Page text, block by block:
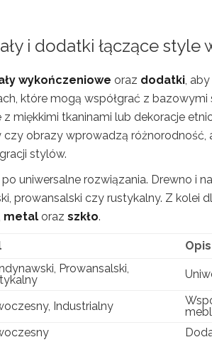
i dodatki łączące style
wykończeniowe oraz dodatki ,
które mogą współgrać z
miękkimi tkaninami lub dekoracje
czy obrazy wprowadzą
stylów.
po uniwersalne rozwiązania. Drewno i
prowansalski czy rustykalny. Z kolei
metal oraz szkło.
Opis
Prowansalski,
Industrialny